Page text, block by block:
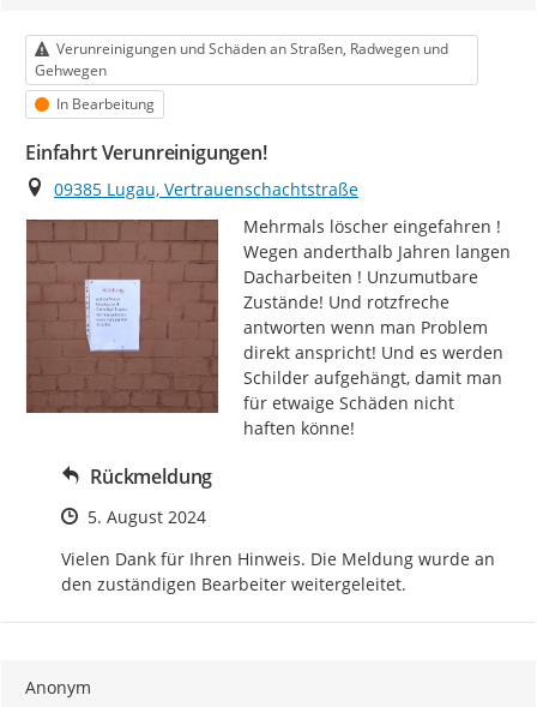
Kategorie
Verunreinigungen und Schäden an Straßen, Radwegen und
Gehwegen
Status
In Bearbeitung
Einfahrt Verunreinigungen!
Ort
09385 Lugau, Vertrauenschachtstraße
Mehrmals löscher eingefahren !
Wegen anderthalb Jahren langen
Dacharbeiten ! Unzumutbare
Zustände! Und rotzfreche
antworten wenn man Problem
direkt anspricht! Und es werden
Schilder aufgehängt, damit man
für etwaige Schäden nicht
haften könne!
Rückmeldung
Zeitpunkt des Erstellens
5. August 2024
Vielen Dank für Ihren Hinweis. Die Meldung wurde an
den zuständigen Bearbeiter weitergeleitet.
Anonym